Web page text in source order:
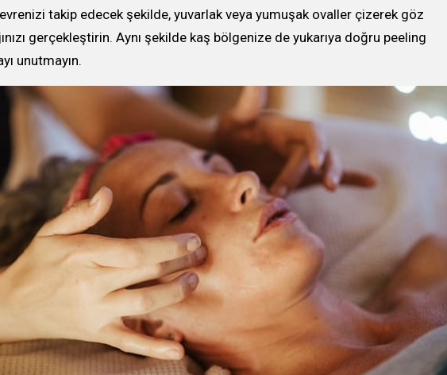
takip edecek şekilde, yuvarlak veya yumuşak ovaller çizerek göz
gerçekleştirin. Aynı şekilde kaş bölgenize de yukarıya doğru peeling
unutmayın.